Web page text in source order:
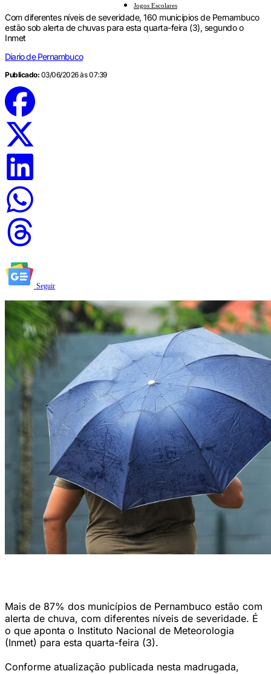
Jogos Escolares
Com diferentes níveis de severidade, 160 municípios de Pernambuco
estão sob alerta de chuvas para esta quarta-feira (3), segundo o
Inmet
Diario de Pernambuco
Publicado: 03/06/2026 às 07:39
Seguir
Mais de 87% dos municípios de Pernambuco estão com
alerta de chuva, com diferentes níveis de severidade. É
o que aponta o Instituto Nacional de Meteorologia
(Inmet) para esta quarta-feira (3).
Conforme atualização publicada nesta madrugada,